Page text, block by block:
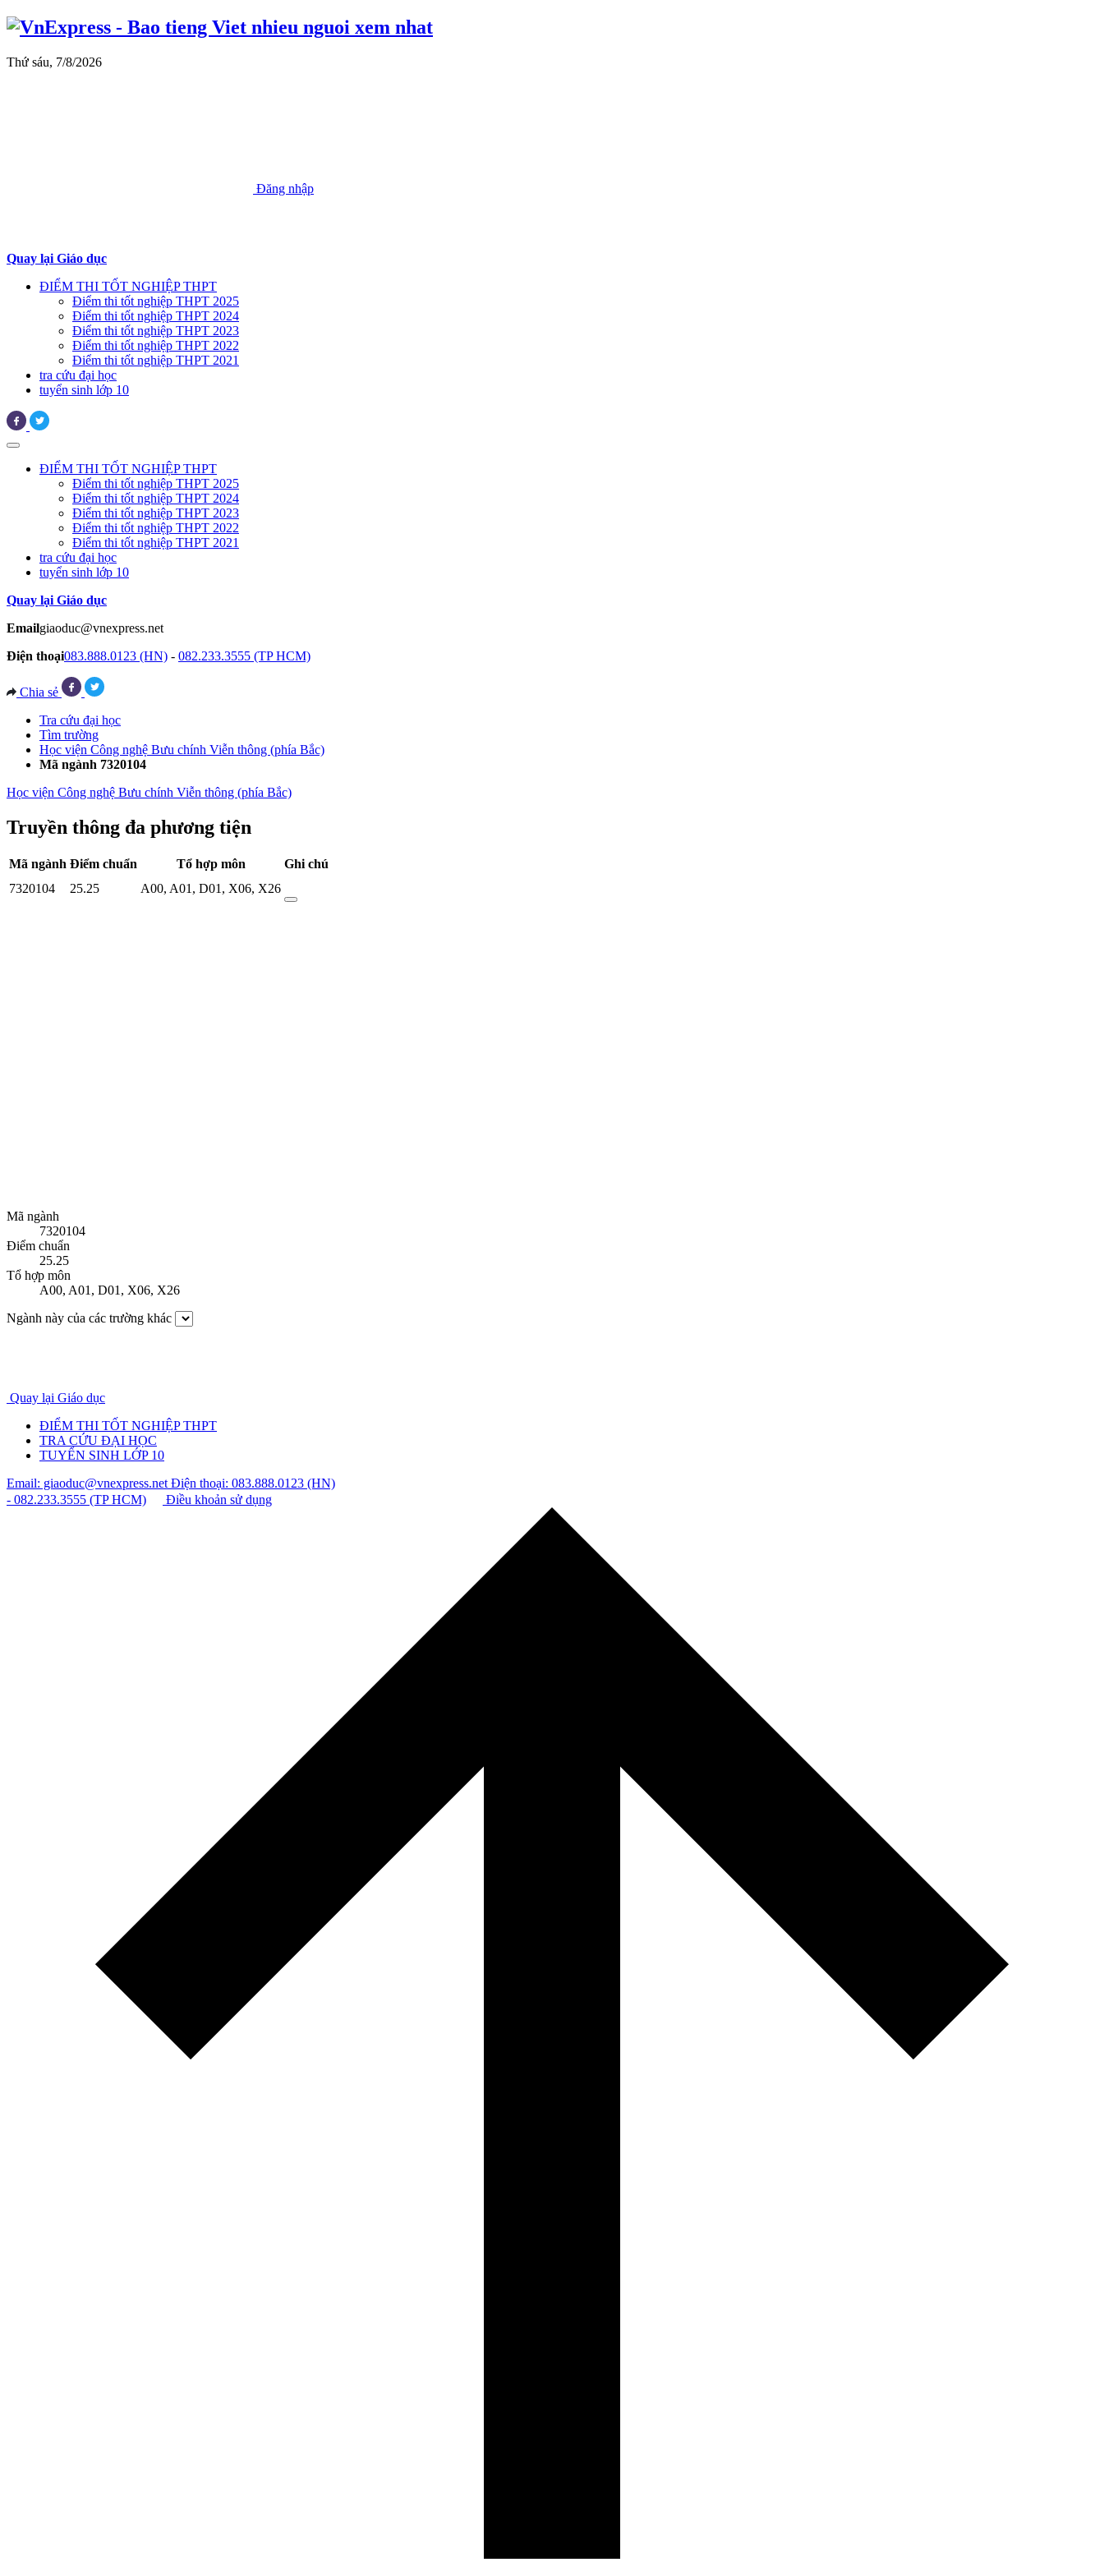
Thứ sáu, 7/8/2026
Đăng nhập
Quay lại Giáo dục
ĐIỂM THI TỐT NGHIỆP THPT
Điểm thi tốt nghiệp THPT 2025
Điểm thi tốt nghiệp THPT 2024
Điểm thi tốt nghiệp THPT 2023
Điểm thi tốt nghiệp THPT 2022
Điểm thi tốt nghiệp THPT 2021
tra cứu đại học
tuyển sinh lớp 10
ĐIỂM THI TỐT NGHIỆP THPT
Điểm thi tốt nghiệp THPT 2025
Điểm thi tốt nghiệp THPT 2024
Điểm thi tốt nghiệp THPT 2023
Điểm thi tốt nghiệp THPT 2022
Điểm thi tốt nghiệp THPT 2021
tra cứu đại học
tuyển sinh lớp 10
Quay lại Giáo dục
Emailgiaoduc@vnexpress.net
Điện thoại083.888.0123 (HN) - 082.233.3555 (TP HCM)
Chia sẻ
Tra cứu đại học
Tìm trường
Học viện Công nghệ Bưu chính Viễn thông (phía Bắc)
Mã ngành 7320104
Học viện Công nghệ Bưu chính Viễn thông (phía Bắc)
Truyền thông đa phương tiện
Mã ngành Điểm chuẩn Tổ hợp môn
Ghi chú
7320104
25.25 A00, A01, D01, X06, X26
Mã ngành
7320104
Điểm chuẩn
25.25
Tổ hợp môn
A00, A01, D01, X06, X26
Ngành này của các trường khác
Quay lại Giáo dục
ĐIỂM THI TỐT NGHIỆP THPT
TRA CỨU ĐẠI HỌC
TUYỂN SINH LỚP 10
Email: giaoduc@vnexpress.netĐiện thoại: 083.888.0123 (HN)
- 082.233.3555 (TP HCM)
Điều khoản sử dụng